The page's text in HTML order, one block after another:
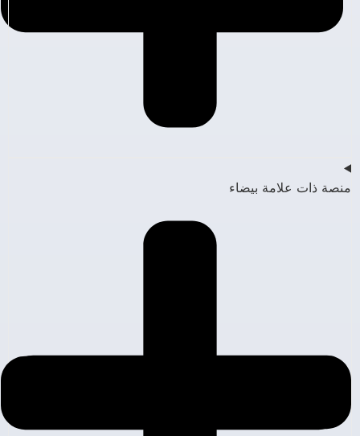
منصة ذات علامة بيضاء